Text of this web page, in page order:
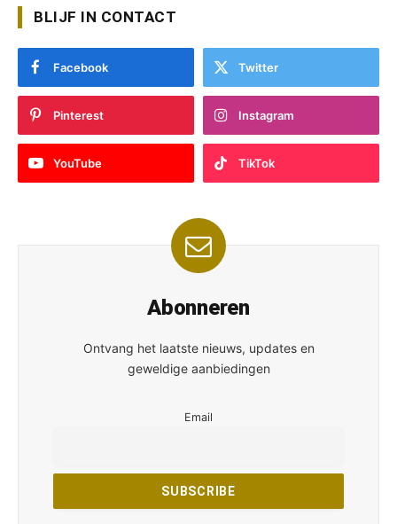
BLIJF IN CONTACT
Facebook Twitter
Pinterest Instagram
YouTube TikTok
Abonneren
Ontvang het laatste nieuws, updates en
geweldige aanbiedingen
Email